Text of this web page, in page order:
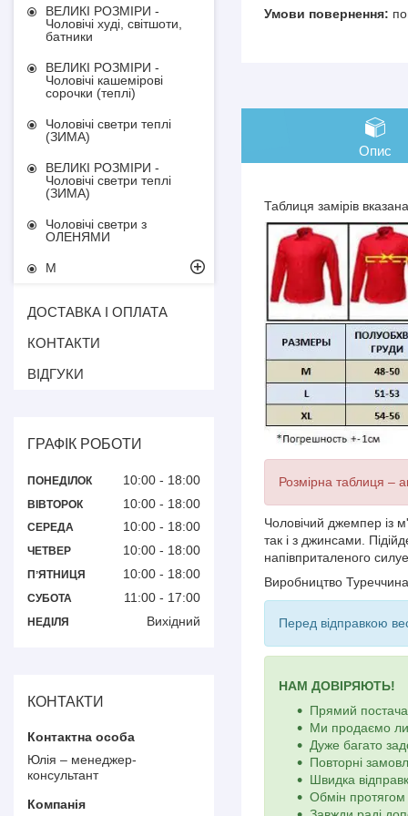
Опис
Таблиця замірів
Розмірна таблиця –
Чоловічий джемпер із
так і з джинсами.
напівприталеного
Виробництво Туреччина
Перед відправкою
НАМ ДОВІРЯЮТЬ!
Прямий
Ми продаємо
Дуже багато
Повторні
Швидка
Обмін протягом
ВЕЛИКІ РОЗМІРИ -
Чоловічі худі, світшоти,
батники
ВЕЛИКІ РОЗМІРИ -
Чоловічі кашемірові
сорочки (теплі)
Чоловічі светри теплі
(ЗИМА)
ВЕЛИКІ РОЗМІРИ -
Чоловічі светри теплі
(ЗИМА)
Чоловічі светри з
ОЛЕНЯМИ
М
ДОСТАВКА І ОПЛАТА
КОНТАКТИ
ВІДГУКИ
ГРАФІК РОБОТИ
ПОНЕДІЛОК 10:00 18:00
ВІВТОРОК 10:00 18:00
СЕРЕДА 10:00 18:00
ЧЕТВЕР 10:00 18:00
ПʼЯТНИЦЯ 10:00 18:00
СУБОТА 11:00 17:00
НЕДІЛЯ Вихідний
КОНТАКТИ
Юлія – менеджер-
консультант